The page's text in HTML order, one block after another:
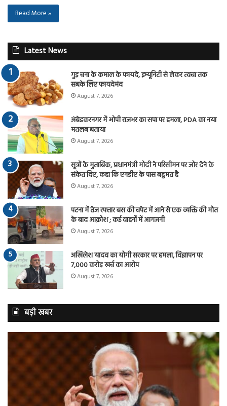
Read More »
Latest News
गुड़ चना के कमाल के फायदे, इम्यूनिटी से लेकर त्वचा तक
सबके लिए फायदेमंद
August 7, 2026
अंबेडकरनगर में ओपी राजभर का सपा पर हमला, PDA का नया
मतलब बताया
August 7, 2026
सूत्रों के मुताबिक, प्रधानमंत्री मोदी ने परिसीमन पर जोर देने के
संकेत दिए, कहा कि एनडीए के पास बहुमत है
August 7, 2026
पटना में तेज रफ्तार बस की चपेट में आने से एक व्यक्ति की मौत
के बाद आक्रोश ; कई वाहनों में आगजनी
August 7, 2026
अखिलेश यादव का योगी सरकार पर हमला, विज्ञापन पर
7,000 करोड़ खर्च का आरोप
August 7, 2026
बड़ी खबर